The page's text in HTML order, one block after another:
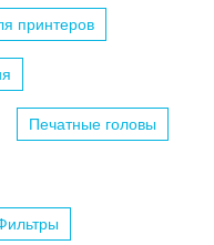
принтеров
Печатные головы